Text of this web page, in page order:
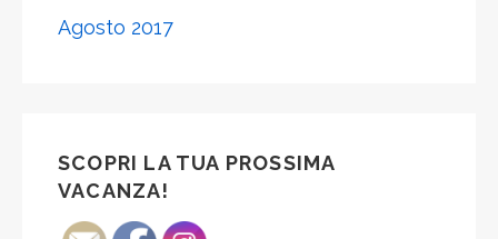
Agosto 2017
SCOPRI LA TUA PROSSIMA
VACANZA!